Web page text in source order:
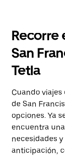
Recorre
San
Tetla
Cuando
de San
opciones. Ya
encuentra
necesidades
anticipación,